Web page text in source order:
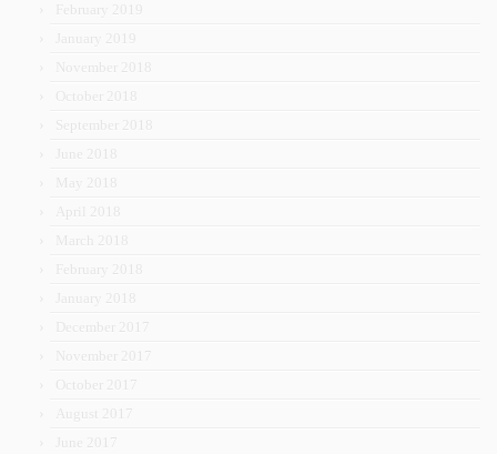
February 2019
January 2019
November 2018
October 2018
September 2018
June 2018
May 2018
April 2018
March 2018
February 2018
January 2018
December 2017
November 2017
October 2017
August 2017
June 2017